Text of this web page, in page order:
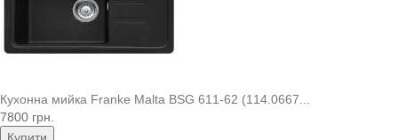
Кухонна мийка Franke Malta BSG 611-62 (114.0667...
7800 грн.
Купити